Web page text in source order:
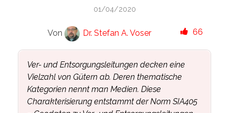
GEODATENINFRASTRUKTUR
WISSENSWERTES
INFO
01/04/2020
66
Von Dr. Stefan A. Voser
Ver- und Entsorgungsleitungen decken eine
Vielzahl von Gütern ab. Deren thematische
Kategorien nennt man Medien. Diese
Charakterisierung entstammt der Norm SIA405